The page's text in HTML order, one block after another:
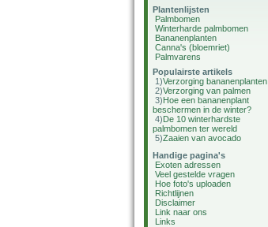
Plantenlijsten
Palmbomen
Winterharde palmbomen
Bananenplanten
Canna's (bloemriet)
Palmvarens
Populairste artikels
1)Verzorging bananenplanten
2)Verzorging van palmen
3)Hoe een bananenplant
beschermen in de winter?
4)De 10 winterhardste
palmbomen ter wereld
5)Zaaien van avocado
Handige pagina's
Exoten adressen
Veel gestelde vragen
Hoe foto's uploaden
Richtlijnen
Disclaimer
Link naar ons
Links